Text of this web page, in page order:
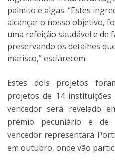
palmito e algas. “Estes
alcançar o nosso objetivo,
uma refeição saudável e de
preservando os detalhes
marisco,” esclarecem.
Estes dois projetos
projetos de 14
vencedor será revelado
prémio pecuniário e de
vencedor representará
em outubro, onde vão